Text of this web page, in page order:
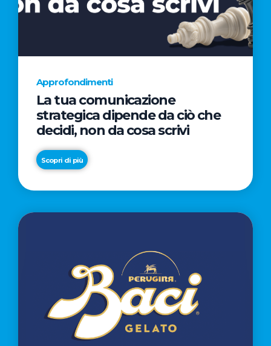
AL
CINEMA
NELLA
CAMPAGNA
REGISTA
PREMIO
OSCAR®
Approfondimenti
La tua comunicazione
strategica dipende da ciò che
decidi, non da cosa scrivi
Scopri di più